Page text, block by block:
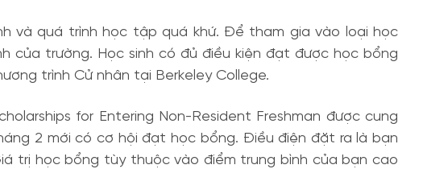
và quá trình học tập quá khứ. Để tham gia vào loại học
của trường. Học sinh có đủ điều kiện đạt được học bổng
trình Cử nhân tại Berkeley College.
for Entering Non-Resident Freshman được cung
2 mới có cơ hội đạt học bổng. Điều điện đặt ra là bạn
trị học bổng tùy thuộc vào điểm trung bình của bạn cao